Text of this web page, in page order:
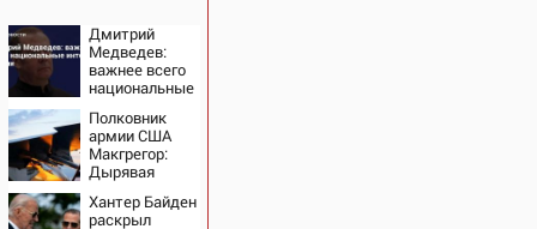
Дмитрий
Медведев:
важнее всего
национальные
России
Полковник
армии США
Макгрегор:
Дырявая
Одессы -
Хантер Байден
раскрыл